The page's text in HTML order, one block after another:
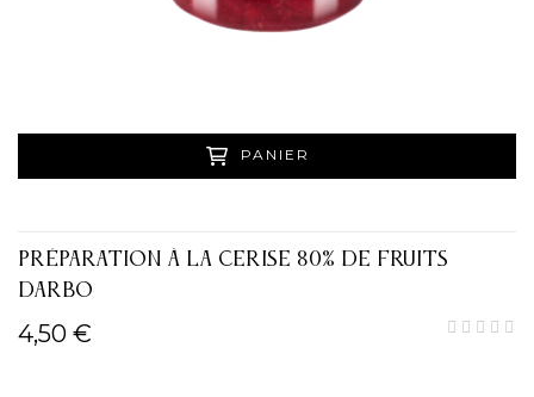
PANIER
PRÉPARATION À LA CERISE 80% DE FRUITS
DARBO
4,50 €